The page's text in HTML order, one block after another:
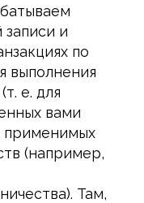
и
по
выполнения
е. для
вами
применимых
(например,
Там,